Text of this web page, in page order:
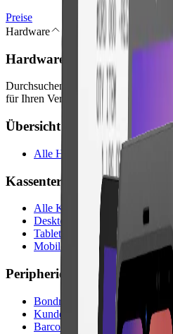
Preise
Hardware
Hardware
Durchsuchen Sie Kassenterminals,
für Ihren Verkaufstresen.
Übersicht
Alle Hardware-Produkte
Kassenterminals
Alle Kassenterminals
Desktop-Terminals
Tablet-Terminals
Mobile Terminals
Peripherie
Bondrucker
Kundendisplays
Barcodescanner